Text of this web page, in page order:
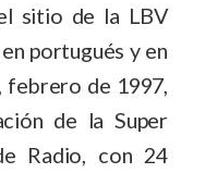
sitio de la LBV
portugués y en
febrero de 1997,
de la Super
Radio , con 24